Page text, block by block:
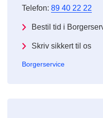
Telefon: 89 40 22 22
Bestil tid i
Skriv sikkert til os
Borgerservice